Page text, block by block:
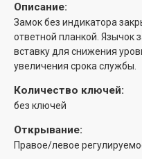
Описание:
Замок без индикатора
ответной планкой. Язычок
вставку для снижения
увеличения срока службы.
Количество ключей:
без ключей
Открывание:
Правое/левое